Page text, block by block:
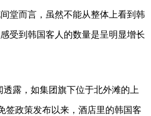
堂而言，虽然不能从整体上看到韩
受到韩国客人的数量是呈明显增长
露，如集团旗下位于北外滩的上
签政策发布以来，酒店里的韩国客